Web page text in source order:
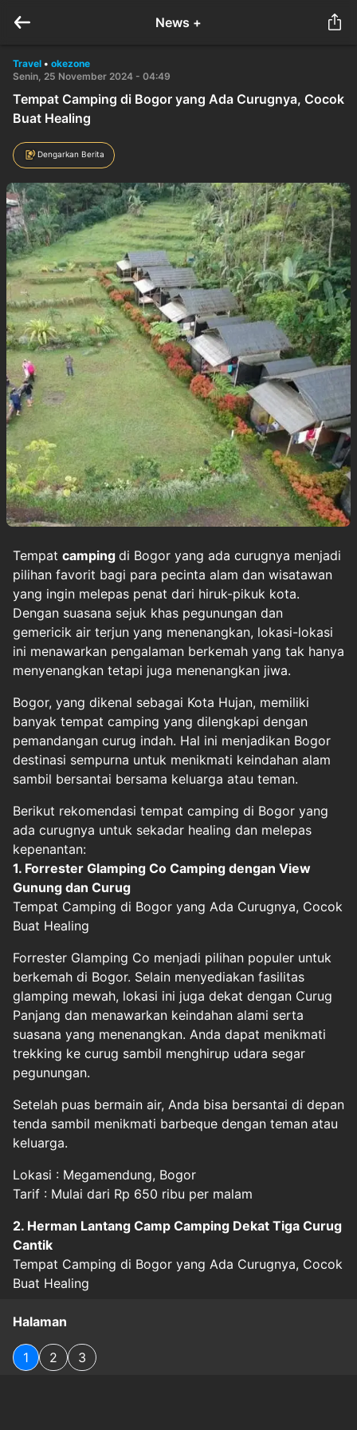
News +
Travel • okezone
Senin, 25 November 2024 - 04:49
Tempat Camping di Bogor yang Ada Curugnya, Cocok
Buat Healing
Dengarkan Berita
Tempat camping di Bogor yang ada curugnya menjadi
pilihan favorit bagi para pecinta alam dan wisatawan
yang ingin melepas penat dari hiruk-pikuk kota.
Dengan suasana sejuk khas pegunungan dan
gemericik air terjun yang menenangkan, lokasi-lokasi
ini menawarkan pengalaman berkemah yang tak hanya
menyenangkan tetapi juga menenangkan jiwa.
Bogor, yang dikenal sebagai Kota Hujan, memiliki
banyak tempat camping yang dilengkapi dengan
pemandangan curug indah. Hal ini menjadikan Bogor
destinasi sempurna untuk menikmati keindahan alam
sambil bersantai bersama keluarga atau teman.
Berikut rekomendasi tempat camping di Bogor yang
ada curugnya untuk sekadar healing dan melepas
kepenantan:
1. Forrester Glamping Co Camping dengan View
Gunung dan Curug
Tempat Camping di Bogor yang Ada Curugnya, Cocok
Buat Healing
Forrester Glamping Co menjadi pilihan populer untuk
berkemah di Bogor. Selain menyediakan fasilitas
glamping mewah, lokasi ini juga dekat dengan Curug
Panjang dan menawarkan keindahan alami serta
suasana yang menenangkan. Anda dapat menikmati
trekking ke curug sambil menghirup udara segar
pegunungan.
Setelah puas bermain air, Anda bisa bersantai di depan
tenda sambil menikmati barbeque dengan teman atau
keluarga.
Lokasi : Megamendung, Bogor
Tarif : Mulai dari Rp 650 ribu per malam
2. Herman Lantang Camp Camping Dekat Tiga Curug
Cantik
Tempat Camping di Bogor yang Ada Curugnya, Cocok
Buat Healing
Halaman
1 2 3